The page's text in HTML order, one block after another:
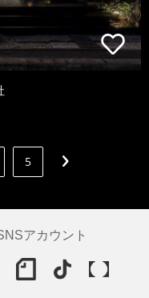
5
アカウント